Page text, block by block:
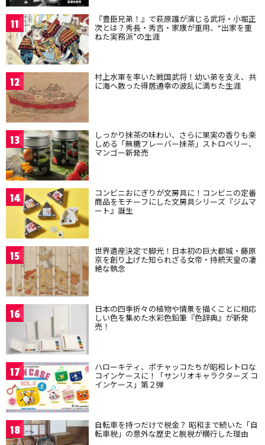
11 『豊臣兄弟！』で萩原護が演じる武将・小堀正
次とは？秀長・秀吉・家康が重用、“出家を重
ねた実務派”の生涯
12 村上水軍を率いた戦国武将！幼い弟を支え、共
に海へ散った得居通幸の波乱に満ちた生涯
13 しっかり抹茶の味わい、さらに果実の香りも楽
しめる「無糖フレーバー抹茶」ストロベリー、
マンゴー新発売
14 コンビニおにぎりが文房具に！コンビニの定番
商品をモチーフにした文房具シリーズ『ジムマ
ート』誕生
15 世界遺産決定で脚光！日本初の巨大都城・藤原
京を創り上げた知られざる女帝・持統天皇の凄
絶な執念
16 日本の四季折々の植物や情景を描くことに相応
しい色を集めた水彩色鉛筆『色辞典』が新発
売！
17 ハローキティ、ポチャッコたちが昭和レトロな
コインケースに！「サンリオキャラクターズ コ
インケース」第２弾
18 自転車を持つだけで税金？ 昭和まで続いた「自
転車税」の意外な歴史と脱税が横行した理由